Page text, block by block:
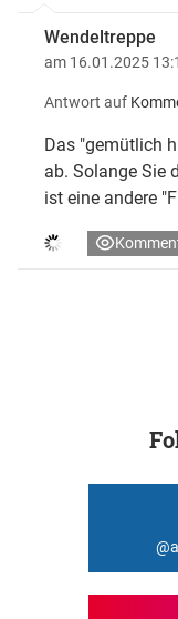
Wendeltreppe
am 16.01.2025
Antwort auf
Das "gemütlich
ab. Solange Sie
ist eine andere